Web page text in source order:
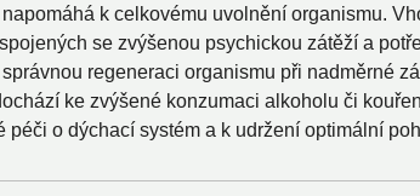
k celkovému uvolnění organismu.
se zvýšenou psychickou zátěží a
regeneraci organismu při nadměrné
ke zvýšené konzumaci alkoholu či
péči o dýchací systém a k udržení optimální